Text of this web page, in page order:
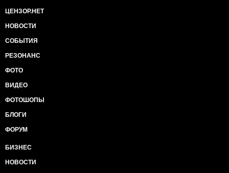
ЦЕНЗОР.НЕТ
НОВОСТИ
СОБЫТИЯ
РЕЗОНАНС
ФОТО
ВИДЕО
ФОТОШОПЫ
БЛОГИ
ФОРУМ
БИЗНЕС
НОВОСТИ